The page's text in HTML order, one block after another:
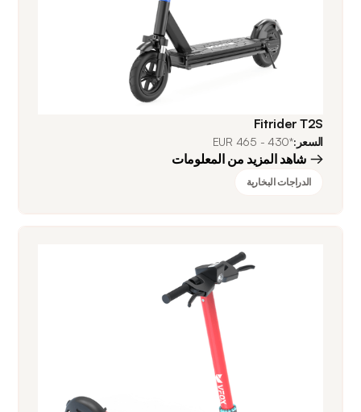
Fitrider T2S
السعر:*430 - 465 EUR
شاهد المزيد من المعلومات
الدراجات البخارية